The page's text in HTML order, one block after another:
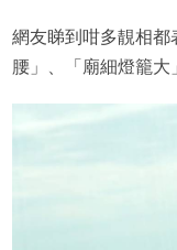
網友睇到咁多靚相都
腰」、「廟細燈籠大